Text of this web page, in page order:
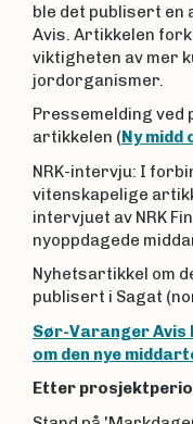
ble det publisert en
Avis. Artikkelen
viktigheten av mer
jordorganismer.
Pressemelding ved
artikkelen (Ny midd
NRK-intervju: I
vitenskapelige
intervjuet av NRK
nyoppdagede
Nyhetsartikkel om
publisert i Sagat
Sør-Varanger
om den nye
Etter